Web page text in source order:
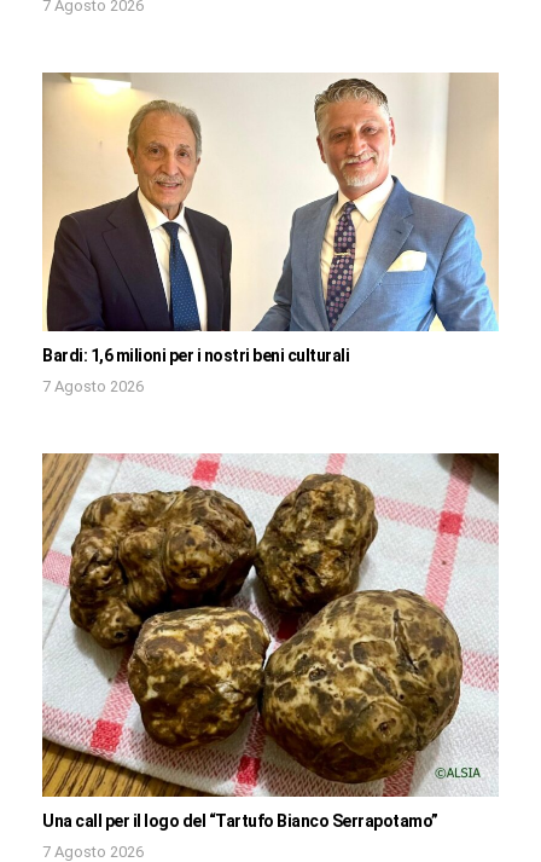
7 Agosto 2026
Bardi: 1,6 milioni per i nostri beni culturali
7 Agosto 2026
Una call per il logo del “Tartufo Bianco Serrapotamo”
7 Agosto 2026